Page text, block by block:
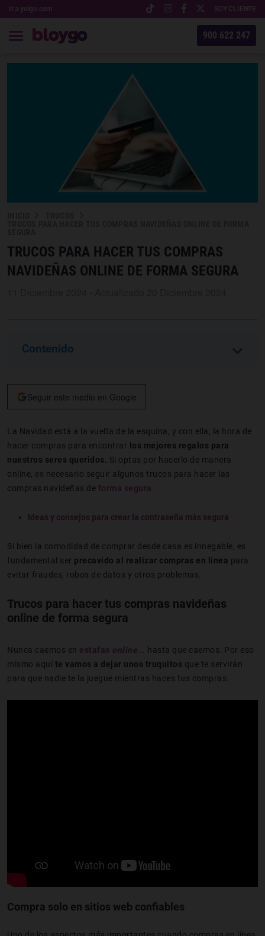
Ir a yoigo.com SOY CLIENTE
900 622 247
TRUCOS PARA HACER TUS COMPRAS
NAVIDEÑAS ONLINE DE FORMA SEGURA
Contenido
Seguir este medio en Google
La Navidad está a la vuelta de la esquina, y con ella, la hora de
hacer compras para encontrar los mejores regalos para
nuestros seres queridos. Si optas por hacerlo de manera
online, es necesario seguir algunos trucos para hacer las
compras navideñas de forma segura
Ideas y consejos para crear la contraseña más segura
Si bien la comodidad de comprar desde casa es innegable, es
fundamental ser precavido al realizar compras en línea para
evitar fraudes, robos de datos y otros problemas.
Trucos para hacer tus compras navideñas
online de forma segura
Nunca caemos en estafas online ... hasta que caemos. Por eso
mismo aquí te vamos a dejar unos truquitos que te servirán
para que nadie te la juegue mientras haces tus compras.
Compra solo en sitios web confiables